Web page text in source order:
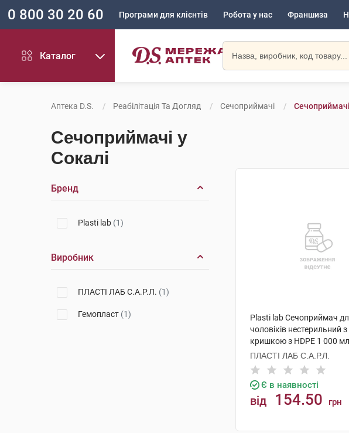
0 800 30 20 60 Програми для клієнтів Робота у нас Франшиза
Каталог
Аптека D.S. Реабілітація Та Догляд Сечоприймачі
Сечоприймачі у
Сокалі
Бренд
Plasti lab (1)
Виробник
ПЛАСТІ ЛАБ С.А.Р.Л. (1)
Гемопласт (1)
Plasti lab Сечоприймач
чоловіків нестерильний з
кришкою з HDPE 1 000
ПЛАСТІ ЛАБ С.А.Р.Л.
Є в наявності
від 154.50 грн